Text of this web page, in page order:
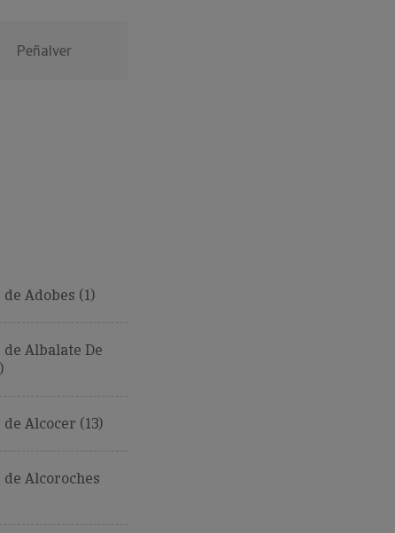
Peñalver
Adobes (1)
Albalate De
Alcocer (13)
de Alcoroches